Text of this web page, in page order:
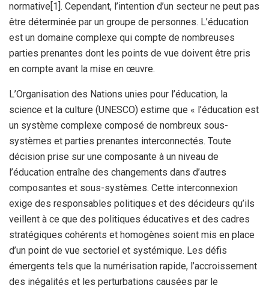
normative[1]. Cependant, l’intention d’un secteur ne peut pas
être déterminée par un groupe de personnes. L’éducation
est un domaine complexe qui compte de nombreuses
parties prenantes dont les points de vue doivent être pris
en compte avant la mise en œuvre.
L’Organisation des Nations unies pour l’éducation, la
science et la culture (UNESCO) estime que « l’éducation est
un système complexe composé de nombreux sous-
systèmes et parties prenantes interconnectés. Toute
décision prise sur une composante à un niveau de
l’éducation entraîne des changements dans d’autres
composantes et sous-systèmes. Cette interconnexion
exige des responsables politiques et des décideurs qu’ils
veillent à ce que des politiques éducatives et des cadres
stratégiques cohérents et homogènes soient mis en place
d’un point de vue sectoriel et systémique. Les défis
émergents tels que la numérisation rapide, l’accroissement
des inégalités et les perturbations causées par le